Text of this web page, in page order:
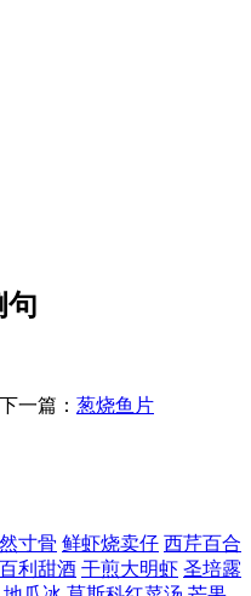
句
篇： 葱烧鱼片
寸骨 鲜虾烧卖仔 西芹百合
百利甜酒 干煎大明虾 圣培露